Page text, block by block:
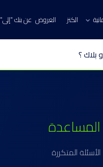
الكنز العروض عن بنك "إلى"
بلاك ؟
المساعدة
الأسئلة المتكررة